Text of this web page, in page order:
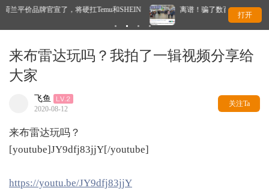
Temu和SHEIN 离谱！骗了数百人买假机票，荷兰法院竟然没判他坐牢
打开
来布雷达玩吗？我拍了一辑视频分享给
大家
飞鱼
2020-08-12
关注Ta
来布雷达玩吗？
[youtube]JY9dfj83jjY[/youtube]
https://youtu.be/JY9dfj83jjY